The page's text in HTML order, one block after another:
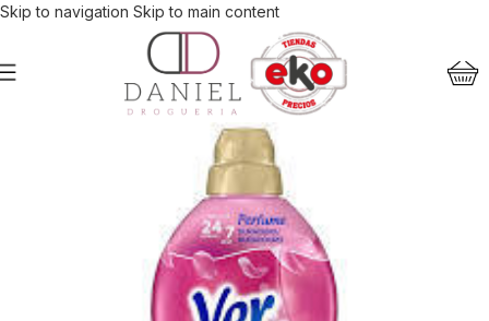
Skip to navigation Skip to main content